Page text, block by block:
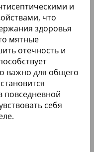
и
что
здоровья
мятные
отечность и
важно для общего
себя